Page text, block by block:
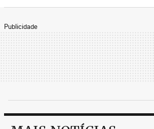
Publicidade